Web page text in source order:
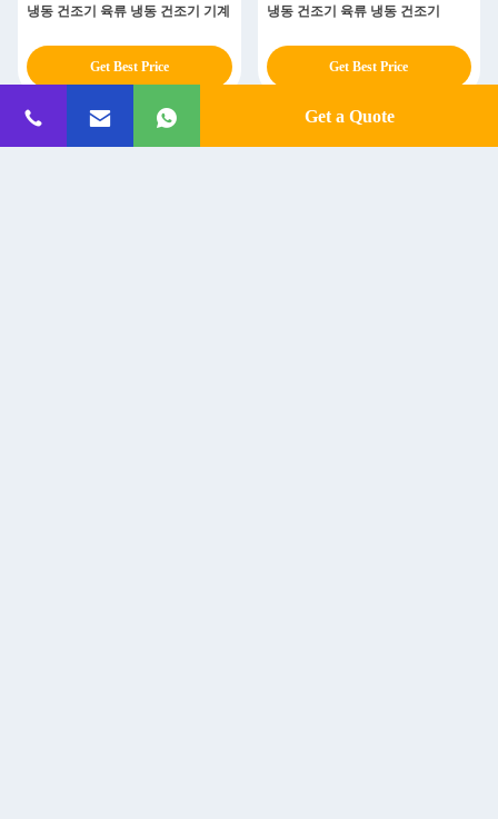
냉동 건조기 육류 냉동 건조기 기계
Get Best Price
냉동 건조기 육류 냉동 건조기
Get Best Price
Get a Quote